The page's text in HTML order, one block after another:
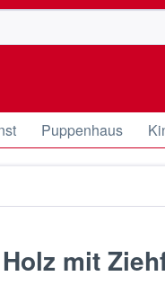
Puppenhaus
mit